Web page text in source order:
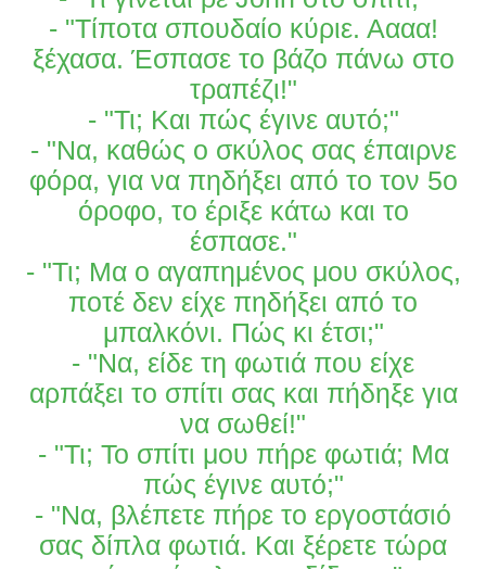
- "Τίποτα σπουδαίο κύριε. Αααα!
ξέχασα. Έσπασε το βάζο πάνω στο
τραπέζι!"
- "Τι; Και πώς έγινε αυτό;"
- "Να, καθώς ο σκύλος σας έπαιρνε
φόρα, για να πηδήξει από το τον 5ο
όροφο, το έριξε κάτω και το
έσπασε."
- "Τι; Μα ο αγαπημένος μου σκύλος,
ποτέ δεν είχε πηδήξει από το
μπαλκόνι. Πώς κι έτσι;"
- "Να, είδε τη φωτιά που είχε
αρπάξει το σπίτι σας και πήδηξε για
να σωθεί!"
- "Τι; Το σπίτι μου πήρε φωτιά; Μα
πώς έγινε αυτό;"
- "Να, βλέπετε πήρε το εργοστάσιό
σας δίπλα φωτιά. Και ξέρετε τώρα